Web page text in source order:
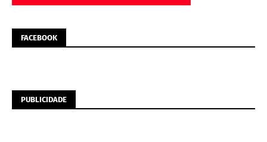
FACEBOOK
PUBLICIDADE